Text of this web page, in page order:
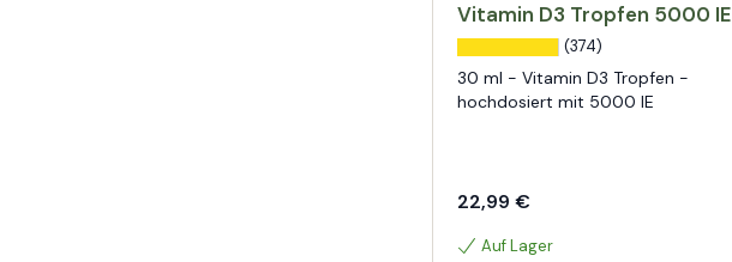
Vitamin D3 Tropfen 5000 IE
(374)
30 ml - Vitamin D3 Tropfen -
hochdosiert mit 5000 IE
22,99 €
Auf Lager